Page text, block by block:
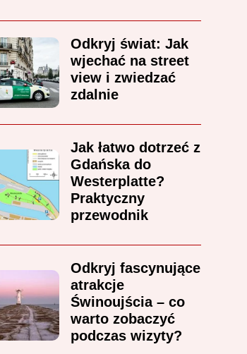
Odkryj świat: Jak
wjechać na street
view i zwiedzać
zdalnie
Jak łatwo dotrzeć z
Gdańska do
Westerplatte?
Praktyczny
przewodnik
Odkryj fascynujące
atrakcje
Świnoujścia – co
warto zobaczyć
podczas wizyty?